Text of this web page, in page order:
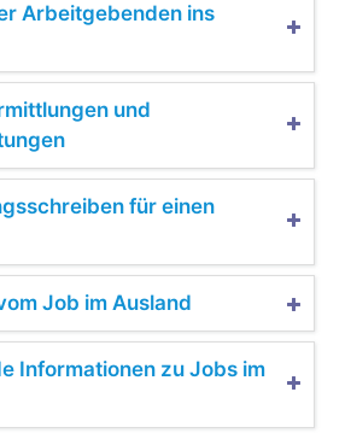
Arbeitgebenden ins
und
für einen
Job im Ausland
Informationen zu Jobs im